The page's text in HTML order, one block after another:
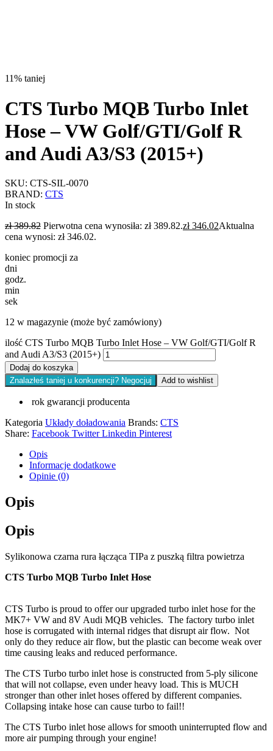
11% taniej
CTS Turbo MQB Turbo Inlet
Hose – VW Golf/GTI/Golf R
and Audi A3/S3 (2015+)
SKU: CTS-SIL-0070
BRAND: CTS
In stock
zł389.82 Pierwotna cena wynosiła: zł 389.82.zł346.02Aktualna
cena wynosi: zł 346.02.
koniec promocji za
dni
godz.
min
sek
12 w magazynie (może być zamówiony)
ilość CTS Turbo MQB Turbo Inlet Hose – VW Golf/GTI/Golf R
and Audi A3/S3 (2015+)
Dodaj do koszyka
Znalazłeś taniej u konkurencji? Negocjuj
Add to wishlist
rok gwarancji producenta
Kategoria Układy doładowania Brands: CTS
Share: Facebook Twitter Linkedin Pinterest
Opis
Informacje dodatkowe
Opinie (0)
Opis
Opis
Sylikonowa czarna rura łącząca TIPa z puszką filtra powietrza
CTS Turbo MQB Turbo Inlet Hose
CTS Turbo is proud to offer our upgraded turbo inlet hose for the
MK7+ VW and 8V Audi MQB vehicles. The factory turbo inlet
hose is corrugated with internal ridges that disrupt air flow. Not
only do they reduce air flow, but the plastic can become weak over
time causing leaks and reduced performance.
The CTS Turbo turbo inlet hose is constructed from 5-ply silicone
that will not collapse, even under heavy load. This is MUCH
stronger than other inlet hoses offered by different companies.
Collapsing intake hose can cause turbo to fail!!
The CTS Turbo inlet hose allows for smooth uninterrupted flow and
more air pumping through your engine!